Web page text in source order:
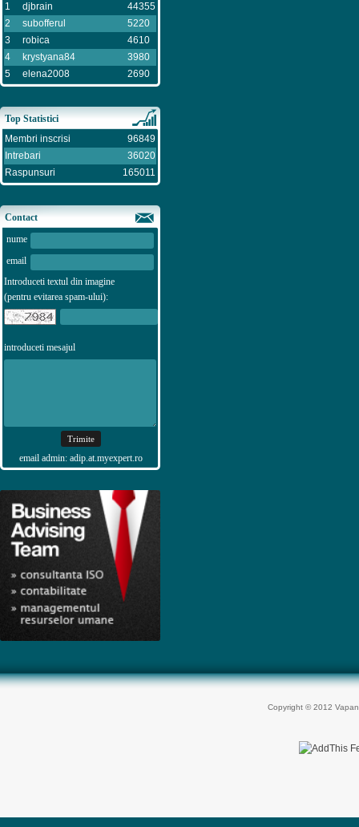
1
djbrain
44355
2
subofferul
5220
3
robica
4610
4
krystyana84
3980
5
elena2008 2690
Top Statistici
Membri inscrisi
96849
Intrebari
36020
Raspunsuri
165011
Contact
nume
email
Introduceti textul din imagine
(pentru evitarea spam-ului):
introduceti mesajul
email admin: adip.at.myexpert.ro
Copyright © 2012